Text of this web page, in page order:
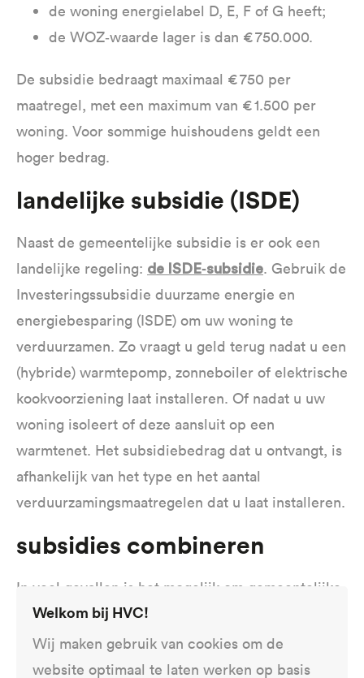
de woning energielabel D, E, F of G heeft;
de WOZ‑waarde lager is dan € 750.000.
De subsidie bedraagt maximaal € 750 per
maatregel, met een maximum van € 1.500 per
woning. Voor sommige huishoudens geldt een
hoger bedrag.
Landelijke subsidie (ISDE)
Naast de gemeentelijke subsidie is er ook een
landelijke regeling: de ISDE‑subsidie. Gebruik de
Investeringssubsidie duurzame energie en
energiebesparing (ISDE) om uw woning te
verduurzamen. Zo vraagt u geld terug nadat u een
(hybride) warmtepomp, zonneboiler of elektrische
kookvoorziening laat installeren. Of nadat u uw
woning isoleert of deze aansluit op een
warmtenet. Het subsidiebedrag dat u ontvangt, is
afhankelijk van het type en het aantal
verduurzamingsmaatregelen dat u laat installeren.
Subsidies combineren
In veel gevallen is het mogelijk om gemeentelijke
en landelijke subsidies te combineren.
Regionaal Energieloket (Westland Woont
Duurzaam)kan ondersteunen bij het inzichtelijk
Welkom bij HVC!
Wij maken gebruik van cookies om de
website optimaal te laten werken op basis